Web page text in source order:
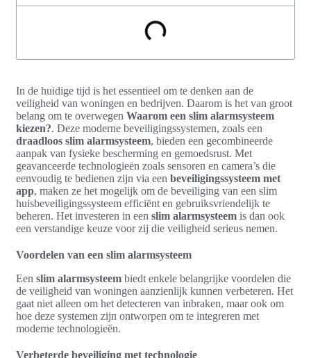
In de huidige tijd is het essentieel om te denken aan de
veiligheid van woningen en bedrijven. Daarom is het van groot
belang om te overwegen Waarom een slim alarmsysteem
kiezen?. Deze moderne beveiligingssystemen, zoals een
draadloos slim alarmsysteem, bieden een gecombineerde
aanpak van fysieke bescherming en gemoedsrust. Met
geavanceerde technologieën zoals sensoren en camera’s die
eenvoudig te bedienen zijn via een beveiligingssysteem met
app, maken ze het mogelijk om de beveiliging van een slim
huisbeveiligingssysteem efficiënt en gebruiksvriendelijk te
beheren. Het investeren in een slim alarmsysteem is dan ook
een verstandige keuze voor zij die veiligheid serieus nemen.
Voordelen van een slim alarmsysteem
Een slim alarmsysteem biedt enkele belangrijke voordelen die
de veiligheid van woningen aanzienlijk kunnen verbeteren. Het
gaat niet alleen om het detecteren van inbraken, maar ook om
hoe deze systemen zijn ontworpen om te integreren met
moderne technologieën.
Verbeterde beveiliging met technologie